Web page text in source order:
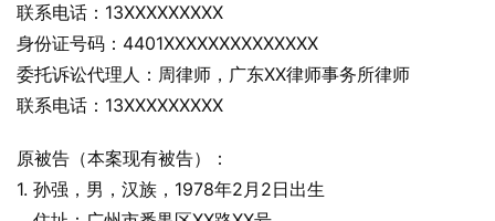
联系电话：13XXXXXXXXX
身份证号码：4401XXXXXXXXXXXXXX
委托诉讼代理人：周律师，广东XX律师事务所律师
联系电话：13XXXXXXXXX
原被告（本案现有被告）：
1. 孙强，男，汉族，1978年2月2日出生